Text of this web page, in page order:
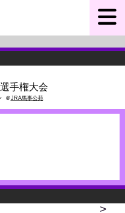
手権大会
＠JRA馬事公苑
>